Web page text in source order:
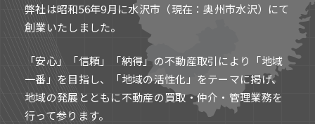
弊社は昭和56年9月に水沢市（現在：奥州市水沢）にて
創業いたしました。
「安心」「信頼」「納得」の不動産取引により「地域
一番」を目指し、「地域の活性化」をテーマに掲げ、
地域の発展とともに不動産の買取・仲介・管理業務を
行って参ります。